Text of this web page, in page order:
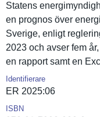
Statens
en prognos över
Sverige, enligt
2023 och avser fem
en rapport samt en
Identifierare
ER 2025:06
ISBN